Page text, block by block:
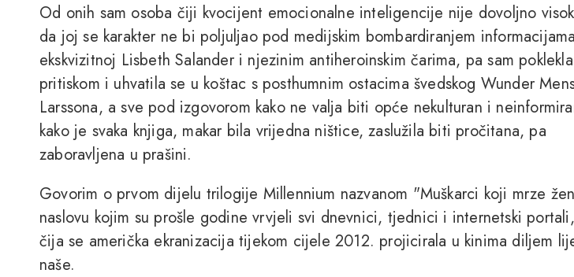
Od onih sam osoba čiji kvocijent emocionalne inteligencije nije dovoljno
da joj se karakter ne bi poljuljao pod medijskim bombardiranjem
ekskvizitnoj Lisbeth Salander i njezinim antiheroinskim čarima, pa sam
pritiskom i uhvatila se u koštac s posthumnim ostacima švedskog Wunder
Larssona, a sve pod izgovorom kako ne valja biti opće nekulturan i
kako je svaka knjiga, makar bila vrijedna ništice, zaslužila biti pročitana, pa
zaboravljena u prašini.
Govorim o prvom dijelu trilogije Millennium nazvanom "Muškarci koji mrze
naslovu kojim su prošle godine vrvjeli svi dnevnici, tjednici i internetski
čija se američka ekranizacija tijekom cijele 2012. projicirala u kinima diljem
naše.